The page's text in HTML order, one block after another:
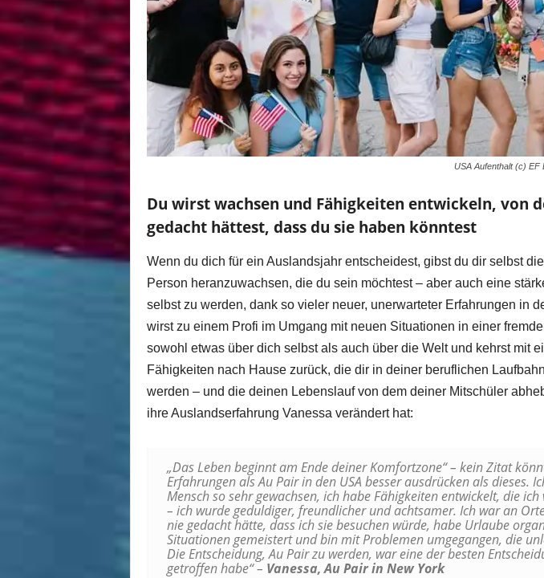
USA Aufenthalt (c) EF
Du wirst wachsen und Fähigkeiten entwickeln, von
gedacht hättest, dass du sie haben könntest
Wenn du dich für ein Auslandsjahr entscheidest, gibst du dir selbst
Person heranzuwachsen, die du sein möchtest – aber auch eine
selbst zu werden, dank so vieler neuer, unerwarteter Erfahrungen in
wirst zu einem Profi im Umgang mit neuen Situationen in einer
sowohl etwas über dich selbst als auch über die Welt und kehrst mit
Fähigkeiten nach Hause zurück, die dir in deiner beruflichen
werden – und die deinen Lebenslauf von dem deiner Mitschüler
ihre Auslandserfahrung Vanessa verändert hat:
„Das Leben beginnt am Ende deiner Komfortzone“ – kein Zitat
Erfahrungen als Au Pair in den USA besser ausdrücken als dieses.
Mensch so sehr gewachsen, ich habe Fähigkeiten entwickelt, die
– ich wurde geduldiger, freundlicher und achtsamer. Ich war an
nie gedacht hätte, dass ich sie besuchen würde, habe Urlaube
Situationen gemeistert und bin mit Problemen umgegangen, die
Die Entscheidung, Au Pair zu werden, war eine der besten
getroffen habe“ – Vanessa, Au Pair in New York